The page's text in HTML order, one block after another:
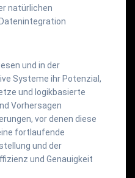
natürlichen
und in der
Systeme ihr Potenzial,
und logikbasierte
Vorhersagen
vor denen diese
fortlaufende
und der
und Genauigkeit